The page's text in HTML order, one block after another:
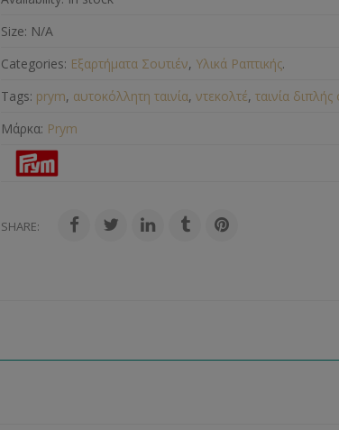
Size: N/A
Categories: Εξαρτήματα Σουτιέν, Υλικά Ραπτικής.
Tags: prym, αυτοκόλλητη ταινία,ντεκολτέ,ταινία
Μάρκα: Prym
SHARE: